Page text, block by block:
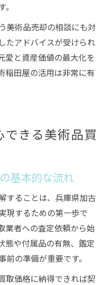
美術品売却の相談にも対
たアドバイスが受けられ
愛と資産価値の最大化を
稲田屋の活用は非常に有
きる美術品買
基本的な流れ
することは、兵庫県加古
現するための第一歩で
業者への査定依頼から始
態や付属品の有無、鑑定
の準備が重要です。
取価格に納得できれば契